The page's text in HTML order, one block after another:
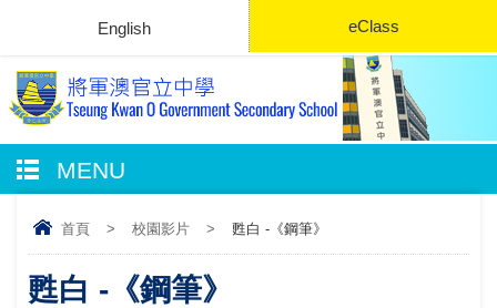
English eClass
MENU
首頁 > 校園影片 > 甦白 -《鋼筆》
甦白 -《鋼筆》